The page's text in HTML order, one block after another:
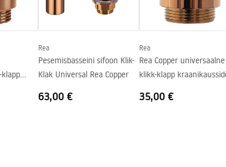
Rea
Pesemisbasseini sifoon Klik-
Klak Universal Rea Copper
63,00 €
Rea
Rea Copper universaalne
klikk-klapp
35,00 €